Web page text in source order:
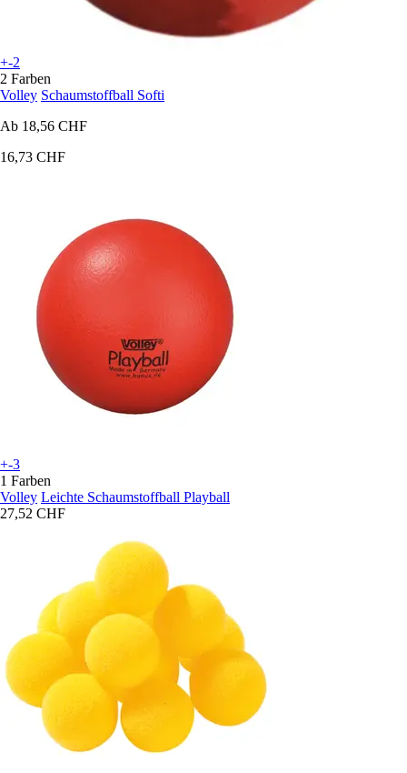
+-2
2 Farben
Volley Schaumstoffball Softi
Ab 18,56 CHF
16,73 CHF
+-3
1 Farben
Volley Leichte Schaumstoffball Playball
27,52 CHF